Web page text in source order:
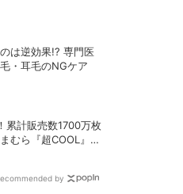
は逆効果!? 専門医
・耳毛のNGケア
累計販売数1700万枚
むら『超COOL』シ
by